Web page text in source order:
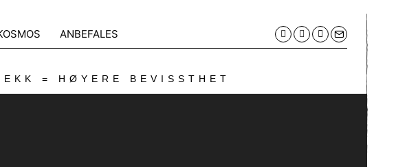
ANBEFALES
= HØYERE BEVISSTHET